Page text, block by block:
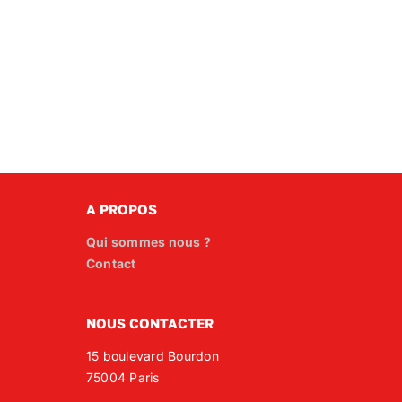
A PROPOS
Qui sommes nous ?
Contact
NOUS CONTACTER
15 boulevard Bourdon
75004 Paris